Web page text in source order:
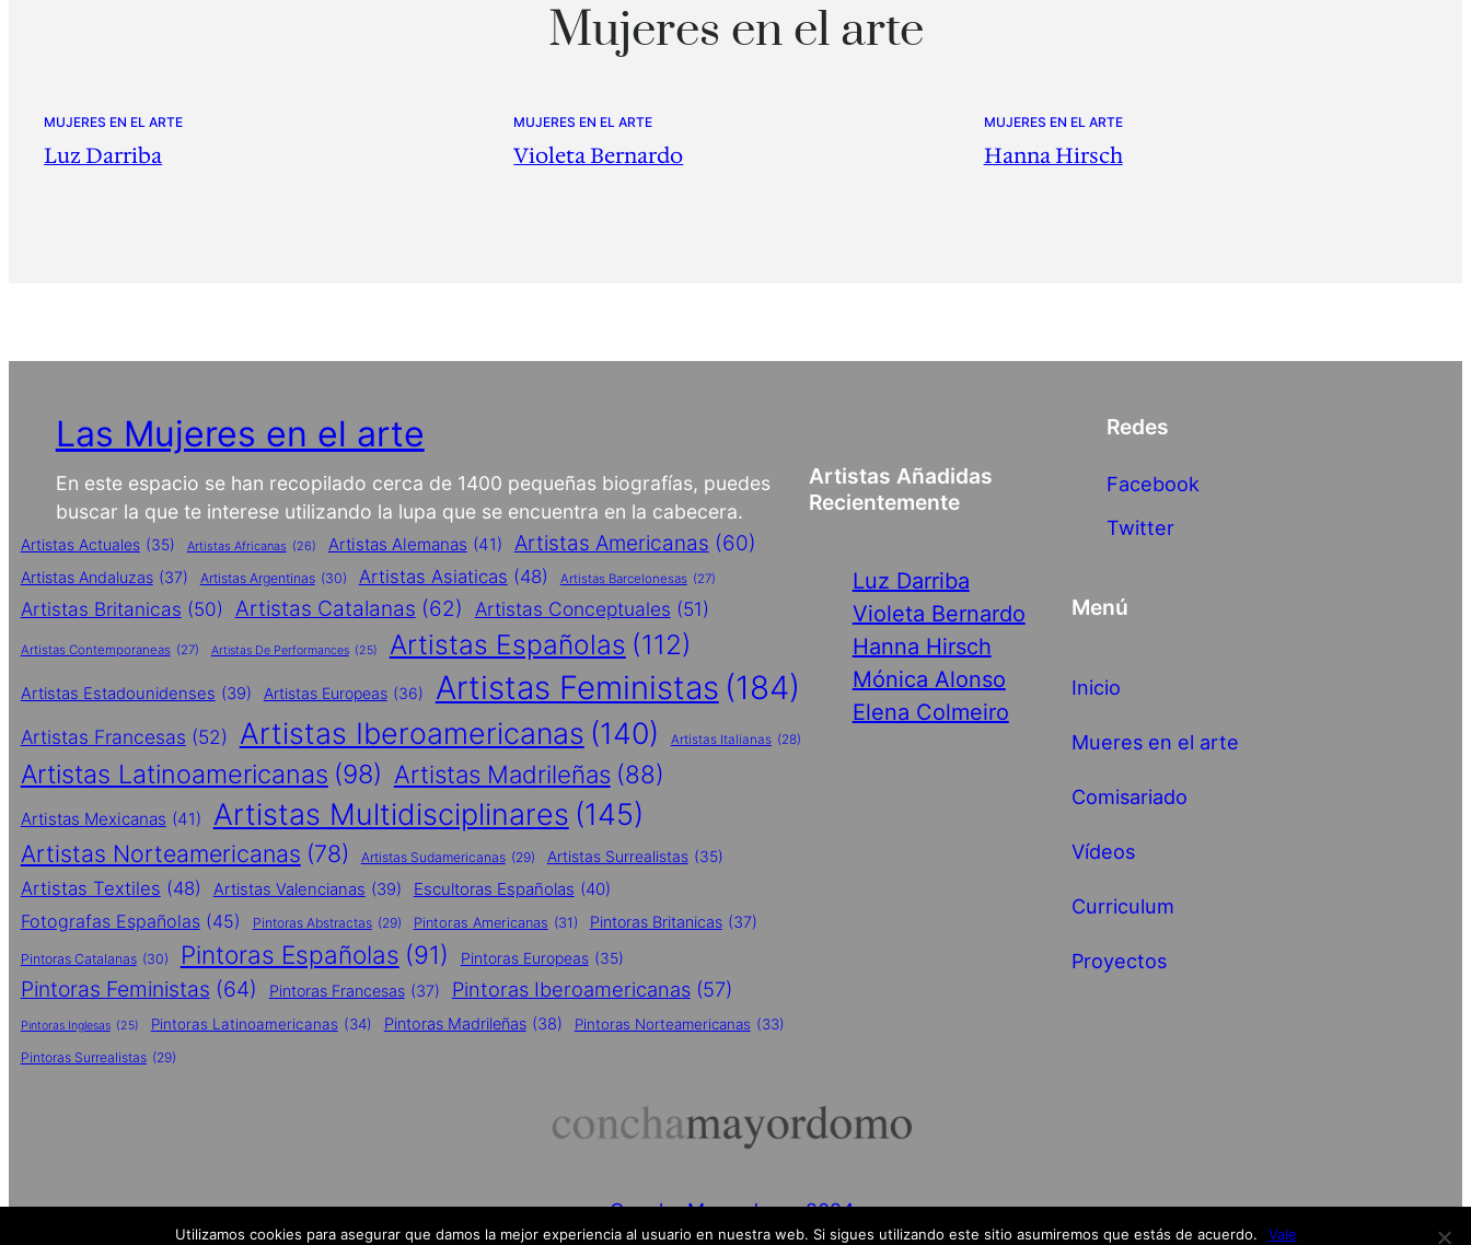
Mujeres en el arte
MUJERES EN EL ARTE
Luz Darriba
MUJERES EN EL ARTE
Violeta Bernardo
MUJERES EN EL ARTE
Hanna Hirsch
Las Mujeres en el arte
En este espacio se han recopilado cerca de 1400 pequeñas biografías, puedes
buscar la que te interese utilizando la lupa que se encuentra en la cabecera.
Artistas Actuales (35) Artistas Africanas (26) Artistas Alemanas (41) Artistas Americanas (60)
Artistas Andaluzas (37) Artistas Argentinas (30) Artistas Asiaticas (48) Artistas Barcelonesas (27)
Artistas Britanicas (50) Artistas Catalanas (62) Artistas Conceptuales (51)
Artistas Contemporaneas (27) Artistas De Performances (25) Artistas Españolas (112)
Artistas Estadounidenses (39) Artistas Europeas (36) Artistas Feministas (184)
Artistas Francesas (52) Artistas Iberoamericanas (140) Artistas Italianas (28)
Artistas Latinoamericanas (98) Artistas Madrileñas (88)
Artistas Mexicanas (41) Artistas Multidisciplinares (145)
Artistas Norteamericanas (78) Artistas Sudamericanas (29) Artistas Surrealistas (35)
Artistas Textiles (48) Artistas Valencianas (39) Escultoras Españolas (40)
Fotografas Españolas (45) Pintoras Abstractas (29) Pintoras Americanas (31) Pintoras Britanicas (37)
Pintoras Catalanas (30) Pintoras Españolas (91) Pintoras Europeas (35)
Pintoras Feministas (64) Pintoras Francesas (37) Pintoras Iberoamericanas (57)
Pintoras Inglesas (25) Pintoras Latinoamericanas (34) Pintoras Madrileñas (38) Pintoras Norteamericanas (33)
Pintoras Surrealistas (29)
Artistas Añadidas
Recientemente
Luz Darriba
Violeta Bernardo
Hanna Hirsch
Mónica Alonso
Elena Colmeiro
Redes
Facebook
Twitter
Menú
Inicio
Mueres en el arte
Comisariado
Vídeos
Curriculum
Proyectos
Concha Mayordomo 2024
Utilizamos cookies para asegurar que damos la mejor experiencia al usuario en nuestra web. Si sigues utilizando este sitio asumiremos que estás de acuerdo. Vale